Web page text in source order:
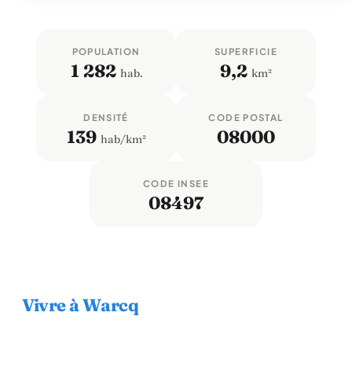
POPULATION
1 282 hab.
SUPERFICIE
9,2 km²
DENSITÉ
139 hab/km²
CODE POSTAL
08000
CODE INSEE
08497
Vivre à Warcq